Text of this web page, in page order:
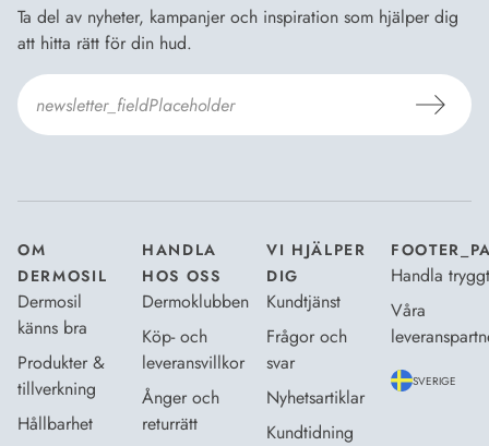
Ta del av nyheter, kampanjer och inspiration som hjälper dig
att hitta rätt för din hud.
OM
DERMOSIL
Dermosil
känns bra
Produkter &
tillverkning
Hållbarhet
HANDLA
HOS OSS
Dermoklubben
Köp- och
leveransvillkor
Ånger och
returrätt
VI HJÄLPER
DIG
Kundtjänst
Frågor och
svar
Nyhetsartiklar
Kundtidning
Handla tryggt
Våra
SVERIGE